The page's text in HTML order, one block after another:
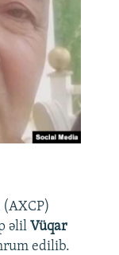
(AXCP)
əlil Vüqar
edilib.